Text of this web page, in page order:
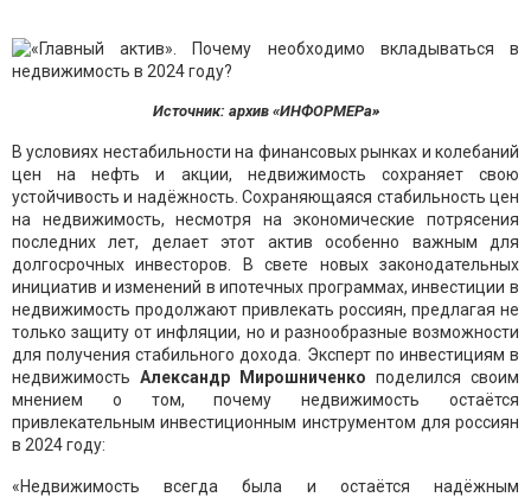
Источник: архив «ИНФОРМЕРа»
В условиях нестабильности на финансовых рынках и колебаний
цен на нефть и акции, недвижимость сохраняет свою
устойчивость и надёжность. Сохраняющаяся стабильность цен
на недвижимость, несмотря на экономические потрясения
последних лет, делает этот актив особенно важным для
долгосрочных инвесторов. В свете новых законодательных
инициатив и изменений в ипотечных программах, инвестиции в
недвижимость продолжают привлекать россиян, предлагая не
только защиту от инфляции, но и разнообразные возможности
для получения стабильного дохода. Эксперт по инвестициям в
недвижимость Александр Мирошниченко поделился своим
мнением о том, почему недвижимость остаётся
привлекательным инвестиционным инструментом для россиян
в 2024 году:
«Недвижимость всегда была и остаётся надёжным